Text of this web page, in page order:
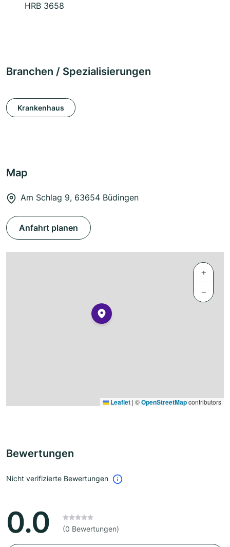
HRB 3658
Branchen / Spezialisierungen
Krankenhaus
Map
Am Schlag 9, 63654 Büdingen
Anfahrt planen
+
−
Leaflet | ©OpenStreetMapcontributors
Bewertungen
Nicht verifizierte Bewertungen
0.0 (0 Bewertungen)